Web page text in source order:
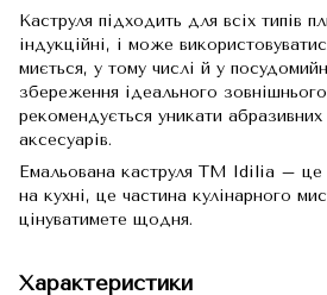
Каструля підходить для всіх типів
індукційні, і може
миється, у тому числі й у
збереження ідеального
рекомендується уникати
аксесуарів.
Емальована каструля TM Idilia – це
на кухні, це частина кулінарного
цінуватимете щодня.
Характеристики